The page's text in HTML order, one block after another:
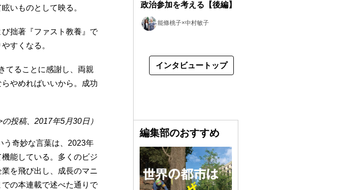
いものとして映る。
拙著『ファスト教養』で
すくなる。
てることに感謝し、両親
やめればいいから。成功
投稿、2017年5月30日）
う奇妙な言葉は、2023年
能している。多くのビジ
を飛び出し、成長のマニ
の本連載で述べた通りで
政治参加を考える【後編】
能條桃子×中村敏子
インタビュートップ
編集部のおすすめ